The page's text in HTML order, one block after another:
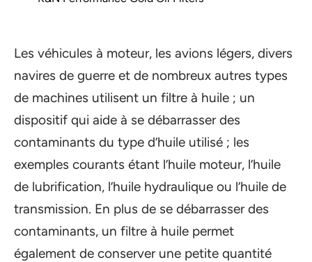
Les véhicules à moteur, les avions légers, divers
navires de guerre et de nombreux autres types
de machines utilisent un filtre à huile ; un
dispositif qui aide à se débarrasser des
contaminants du type d’huile utilisé ; les
exemples courants étant l’huile moteur, l’huile
de lubrification, l’huile hydraulique ou l’huile de
transmission. En plus de se débarrasser des
contaminants, un filtre à huile permet
également de conserver une petite quantité